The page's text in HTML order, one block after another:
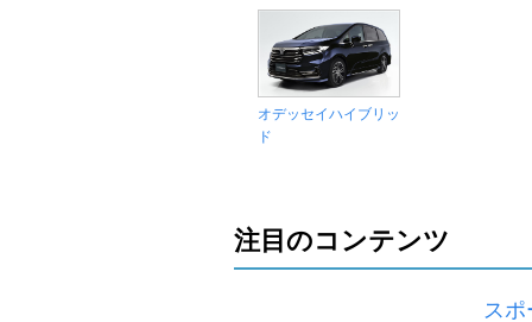
オデッセイハイブリッ
ド
注目のコンテンツ
スポ